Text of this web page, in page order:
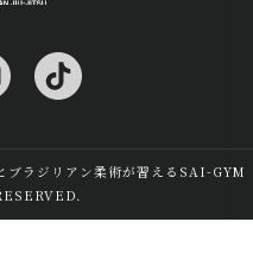
ブラジリアン柔術が習えるSAI-GYM